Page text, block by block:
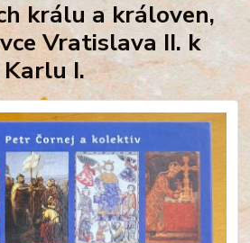
králu a královen,
Vratislava II. k
I.